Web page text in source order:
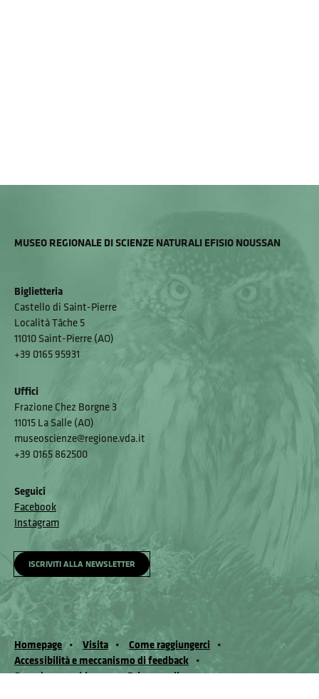
MUSEO REGIONALE DI SCIENZE NATURALI EFISIO NOUSSAN
Biglietteria
Castello di Saint-Pierre
Località Tâche 5
11010 Saint-Pierre (AO)
+39 0165 95931
Uffici
Frazione Chez Borgne 3
11015 La Salle (AO)
museoscienze@regione.vda.it
+39 0165 862500
Seguici
Facebook
Instagram
ISCRIVITI ALLA NEWSLETTER
Homepage Visita
Come raggiungerci
Accessibilità e meccanismo di feedback
Segnala un problema
Privacy policy